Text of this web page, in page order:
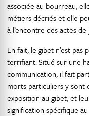
associée au bourreau,
métiers décriés et elle
à l’encontre des actes de
En fait, le gibet n’est pas
terrifiant. Situé sur une
communication, il fait
morts particuliers y sont
exposition au gibet, et
signification spécifique